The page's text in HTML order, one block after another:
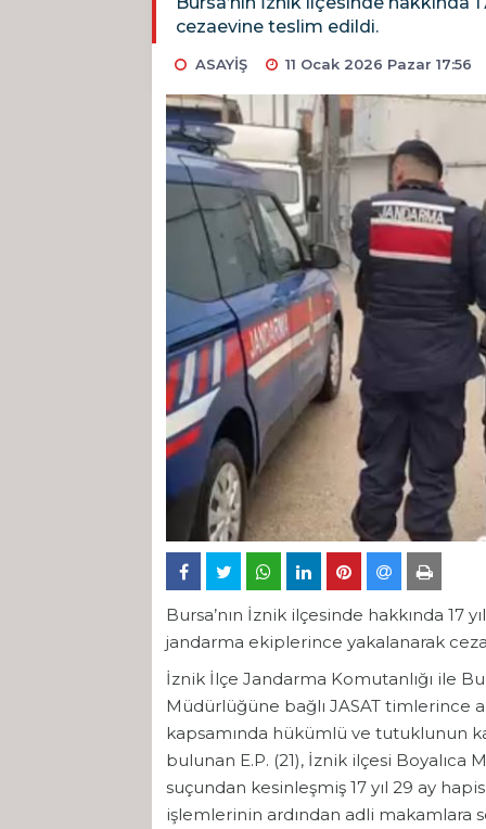
cezaevine teslim edildi.
ASAYİŞ 11 Ocak 2026 Pazar 17:56
Bursa’nın İznik ilçesinde hakkında 17
jandarma ekiplerince yakalanarak
İznik İlçe Jandarma Komutanlığı ile
Müdürlüğüne bağlı JASAT timlerince
kapsamında hükümlü ve tutuklunun
bulunan E.P. (21), İznik ilçesi Boyalıca
suçundan kesinleşmiş 17 yıl 29 ay
işlemlerinin ardından adli makamlara